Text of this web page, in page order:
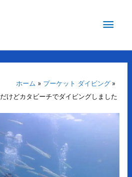
メ
メ
ニ
ホーム
プーケット ダイビング
けどカタビーチでダイビングしました